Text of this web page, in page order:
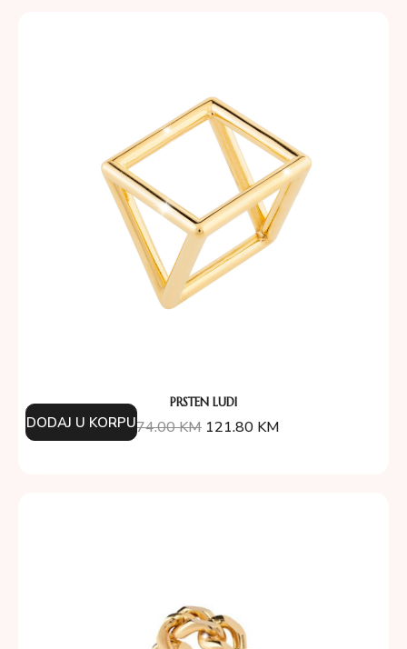
PRSTEN LUDI
174.00KM 121.80 KM
DODAJ U KORPU